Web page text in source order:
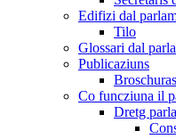
Edifizi dal
Tilo
Glossari dal
Publicaziuns
Broschuras
Co funcziuna il
Dretg